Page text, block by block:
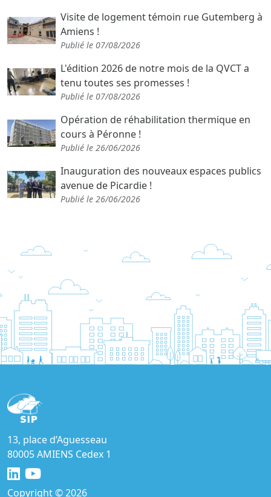
Visite de logement témoin rue Gutemberg à
Amiens !
Publié le 07/08/2026
L'édition 2026 de notre mois de la QVCT a
tenu toutes ses promesses !
Publié le 07/08/2026
Opération de réhabilitation thermique en
cours à Péronne !
Publié le 26/06/2026
Inauguration des nouveaux espaces publics
avenue de Picardie !
Publié le 26/06/2026
13, place d’Aguesseau
80005 AMIENS Cedex 1
Copyright © 2026